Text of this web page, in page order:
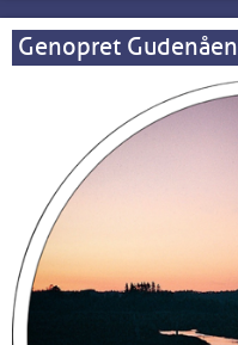
Genopret Gudenåen